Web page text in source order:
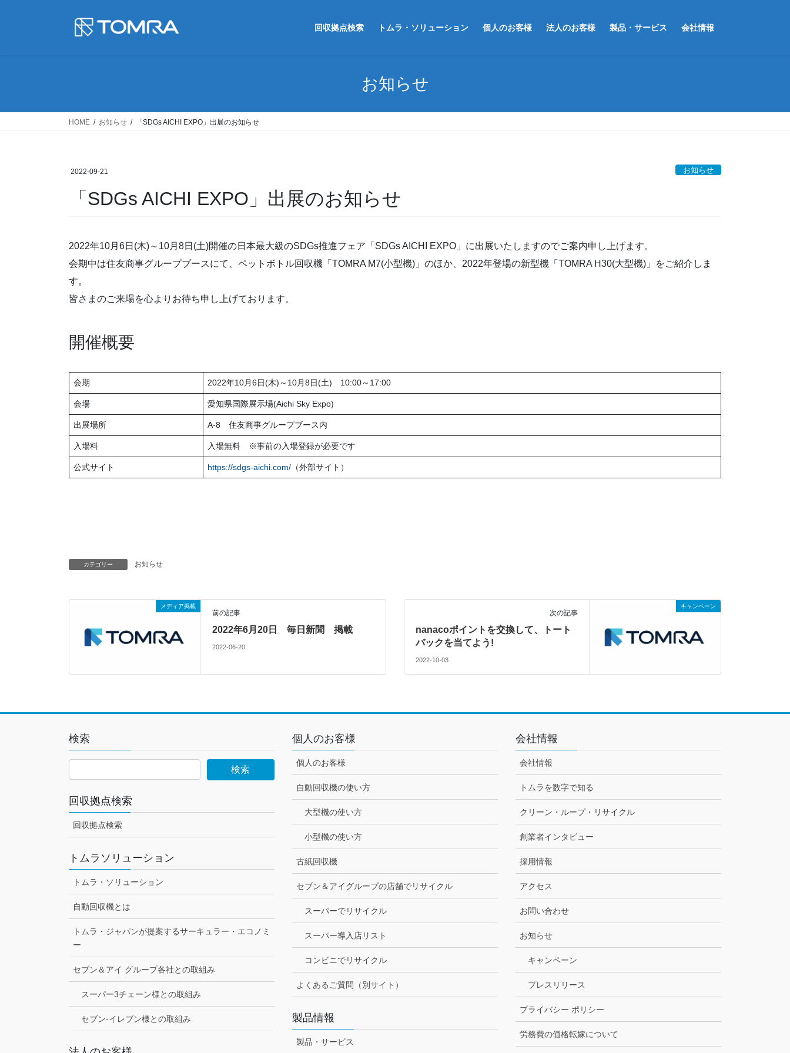
回収拠点検索 トムラ・ソリューション 個人のお客様 法人のお客様 製品・サービス 会社情報
お知らせ
HOME お知らせ 「SDGs AICHI EXPO」出展のお知らせ
2022-09-21 お知らせ
「SDGs AICHI EXPO」出展のお知らせ
2022年10月6日(木)～10月8日(土)開催の日本最大級のSDGs推進フェア「SDGs AICHI EXPO」に出展いたしますのでご案内申し上げます。
会期中は住友商事グループブースにて、ペットボトル回収機「TOMRA M7(小型機)」のほか、2022年登場の新型機「TOMRA H30(大型機)」をご紹介しま
す。
皆さまのご来場を心よりお待ち申し上げております。
開催概要
会期 2022年10月6日(木)～10月8日(土) 10:00～17:00
会場 愛知県国際展示場(Aichi Sky Expo)
出展場所 A-8 住友商事グループブース内
入場料 入場無料 ※事前の入場登録が必要です
公式サイト https://sdgs-aichi.com/ （外部サイト）
カテゴリー お知らせ
メディア掲載
前の記事
2022年6月20日 毎日新聞 掲載
2022-06-20
キャンペーン
次の記事
nanacoポイントを交換して、トート
バックを当てよう!
2022-10-03
検索
回収拠点検索
回収拠点検索
トムラソリューション
トムラ・ソリューション
自動回収機とは
トムラ・ジャパンが提案するサーキュラー・エコノミ
ー
セブン＆アイ グループ各社との取組み
スーパー3チェーン様との取組み
セブン-イレブン様との取組み
個人のお客様
個人のお客様
自動回収機の使い方
大型機の使い方
小型機の使い方
古紙回収機
セブン＆アイグループの店舗でリサイクル
スーパーでリサイクル
スーパー導入店リスト
コンビニでリサイクル
よくあるご質問（別サイト）
製品情報
製品・サービス
会社情報
会社情報
トムラを数字で知る
クリーン・ループ・リサイクル
創業者インタビュー
採用情報
アクセス
お問い合わせ
お知らせ
キャンペーン
プレスリリース
プライバシー ポリシー
労務費の価格転嫁について